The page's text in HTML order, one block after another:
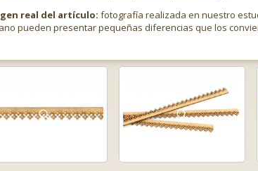
real del artículo: fotografía realizada en nuestro
pueden presentar pequeñas diferencias que los